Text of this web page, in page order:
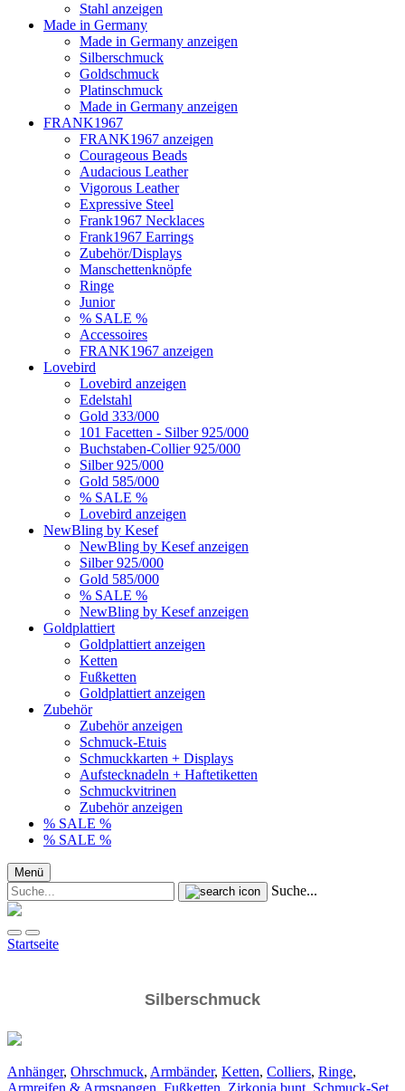
Stahl anzeigen
Made in Germany
Made in Germany anzeigen
Silberschmuck
Goldschmuck
Platinschmuck
Made in Germany anzeigen
FRANK1967
FRANK1967 anzeigen
Courageous Beads
Audacious Leather
Vigorous Leather
Expressive Steel
Frank1967 Necklaces
Frank1967 Earrings
Zubehör/Displays
Manschettenknöpfe
Ringe
Junior
% SALE %
Accessoires
FRANK1967 anzeigen
Lovebird
Lovebird anzeigen
Edelstahl
Gold 333/000
101 Facetten - Silber 925/000
Buchstaben-Collier 925/000
Silber 925/000
Gold 585/000
% SALE %
Lovebird anzeigen
NewBling by Kesef
NewBling by Kesef anzeigen
Silber 925/000
Gold 585/000
% SALE %
NewBling by Kesef anzeigen
Goldplattiert
Goldplattiert anzeigen
Ketten
Fußketten
Goldplattiert anzeigen
Zubehör
Zubehör anzeigen
Schmuck-Etuis
Schmuckkarten + Displays
Aufstecknadeln + Haftetiketten
Schmuckvitrinen
Zubehör anzeigen
% SALE %
% SALE %
Menü
Suche...
Startseite
Silberschmuck
Anhänger, Ohrschmuck, Armbänder, Ketten, Colliers, Ringe,
Armreifen & Armspangen Fußketten Zirkonia bunt Schmuck-Set